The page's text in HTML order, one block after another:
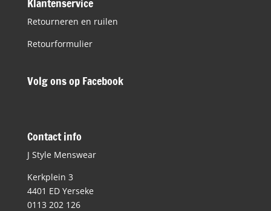
Retourneren en ruilen
Retourformulier
Volg ons op Facebook
Contact info
J Style Menswear
Kerkplein 3
4401 ED Yerseke
0113 202 126